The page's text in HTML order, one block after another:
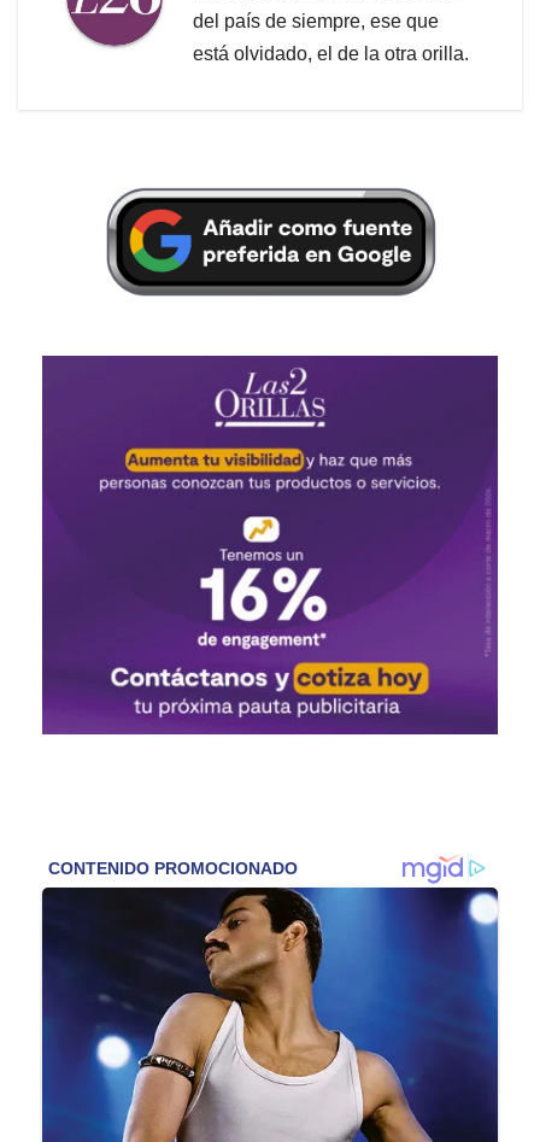
del país de siempre, ese que
está olvidado, el de la otra orilla.